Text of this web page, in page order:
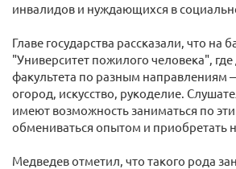
инвалидов и нуждающихся в
Главе государства рассказали, что на
"Университет пожилого человека",
факультета по разным направлениям
огород, искусство, рукоделие.
имеют возможность заниматься по
обмениваться опытом и приобретать
Медведев отметил, что такого рода